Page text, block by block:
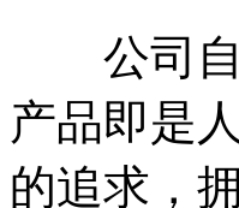
公司自
产品即是
的追求，